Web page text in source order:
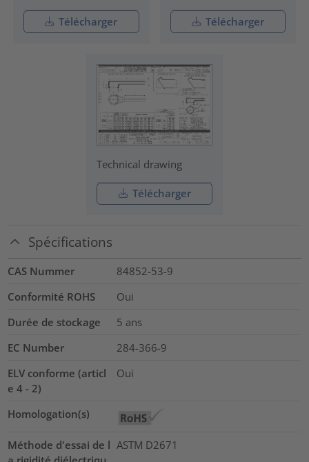
Télécharger Télécharger
Technical drawing
Télécharger
Spécifications
CAS Nummer
84852-53-9
Conformité ROHS
Oui
Durée de stockage
5 ans
EC Number
284-366-9
ELV conforme (articl
e 4 - 2)
Oui
Homologation(s)
Méthode d'essai de l ASTM D2671